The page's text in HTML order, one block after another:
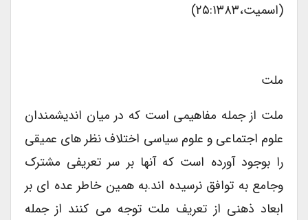
(اسمیت،۲۵:۱۳۸۳)
ملت
ملت از جمله مفاهیمی است که در میان اندیشمندان
علوم اجتماعی و علوم سیاسی اختلاف نظر های عمیقی
را بوجود آورده است که آنها بر سر تعریفی مشترک
وجامع به توافق نرسیده اند.به همین خاطر عده ای بر
ابعاد ذهنی از تعریف ملت توجه می کنند از جمله